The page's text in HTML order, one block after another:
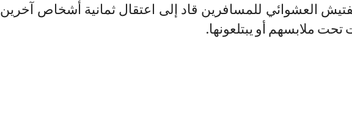
العشوائي للمسافرين قاد إلى اعتقال ثمانية أشخاص آخرين
ملابسهم أو يبتلعونها.